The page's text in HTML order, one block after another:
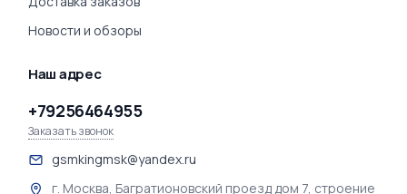
Новости и обзоры
Наш адрес
+79256464955
Заказать звонок
gsmkingmsk@yandex.ru
г. Москва, Багратионовский проезд дом 7, строение